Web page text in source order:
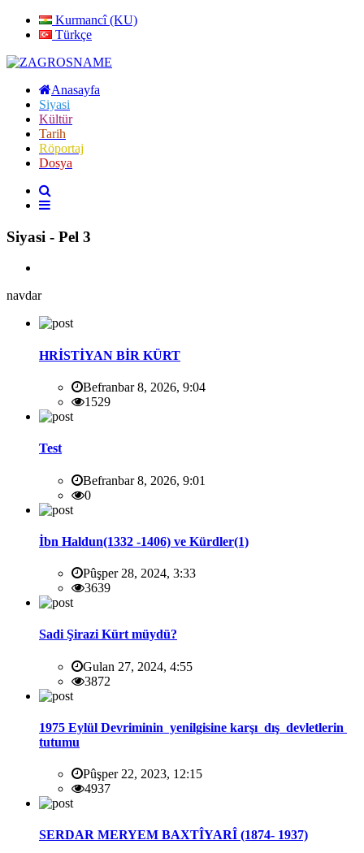
Kurmancî (KU)
Türkçe
Anasayfa
Siyasi
Kültür
Tarih
Röportaj
Dosya
Siyasi - Pel 3
navdar
HRİSTİYAN BİR KÜRT
Befranbar 8, 2026, 9:04
1529
Test
Befranbar 8, 2026, 9:01
0
İbn Haldun(1332 -1406) ve Kürdler(1)
Pûşper 28, 2024, 3:33
3639
Sadi Şirazi Kürt müydü?
Gulan 27, 2024, 4:55
3872
1975 Eylül Devriminin yenilgisine karşı dış devletlerin
tutumu
Pûşper 22, 2023, 12:15
4937
SERDAR MERYEM BAXTÎYARÎ (1874- 1937)